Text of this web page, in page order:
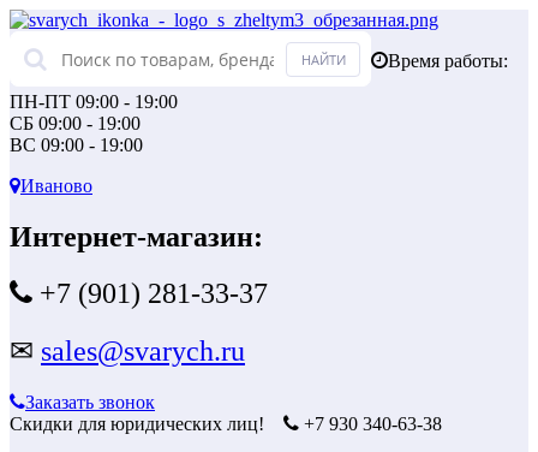
Время работы:
ПН-ПТ 09:00 - 19:00
СБ 09:00 - 19:00
ВС 09:00 - 19:00
Иваново
Интернет-магазин:
+7 (901) 281-33-37
✉ sales@svarych.ru
Заказать звонок
Скидки для юридических лиц!
+7 930 340-63-38